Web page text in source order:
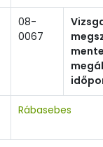
08-
0067
Rábasebes